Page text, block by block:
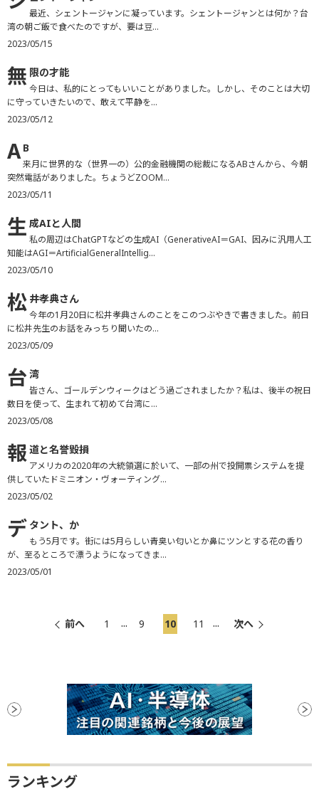
最近、シェントージャンに凝っています。シェントージャンとは何か？台
湾の朝ご飯で食べたのですが、要は豆...
2023/05/15
無 限の才能
今日は、私的にとってもいいことがありました。しかし、そのことは大切
に守っていきたいので、敢えて平静を...
2023/05/12
A B
来月に世界的な（世界一の）公的金融機関の総裁になるABさんから、今朝
突然電話がありました。ちょうどZOOM...
2023/05/11
生 成AIと人間
私の周辺はChatGPTなどの生成AI（GenerativeAI＝GAI、因みに汎用人工
知能はAGI＝ArtificialGeneralIntellig...
2023/05/10
松 井孝典さん
今年の1月20日に松井孝典さんのことをこのつぶやきで書きました。前日
に松井先生のお話をみっちり聞いたの...
2023/05/09
台 湾
皆さん、ゴールデンウィークはどう過ごされましたか？私は、後半の祝日
数日を使って、生まれて初めて台湾に...
2023/05/08
報道と名誉毀損
アメリカの2020年の大統領選に於いて、一部の州で投開票システムを提
供していたドミニオン・ヴォーティング...
2023/05/02
デ タント、か
もう5月です。街には5月らしい青臭い匂いとか鼻にツンとする花の香り
が、至るところで漂うようになってきま...
2023/05/01
前へ 1 ... 9 10 11 ... 次へ
ランキング